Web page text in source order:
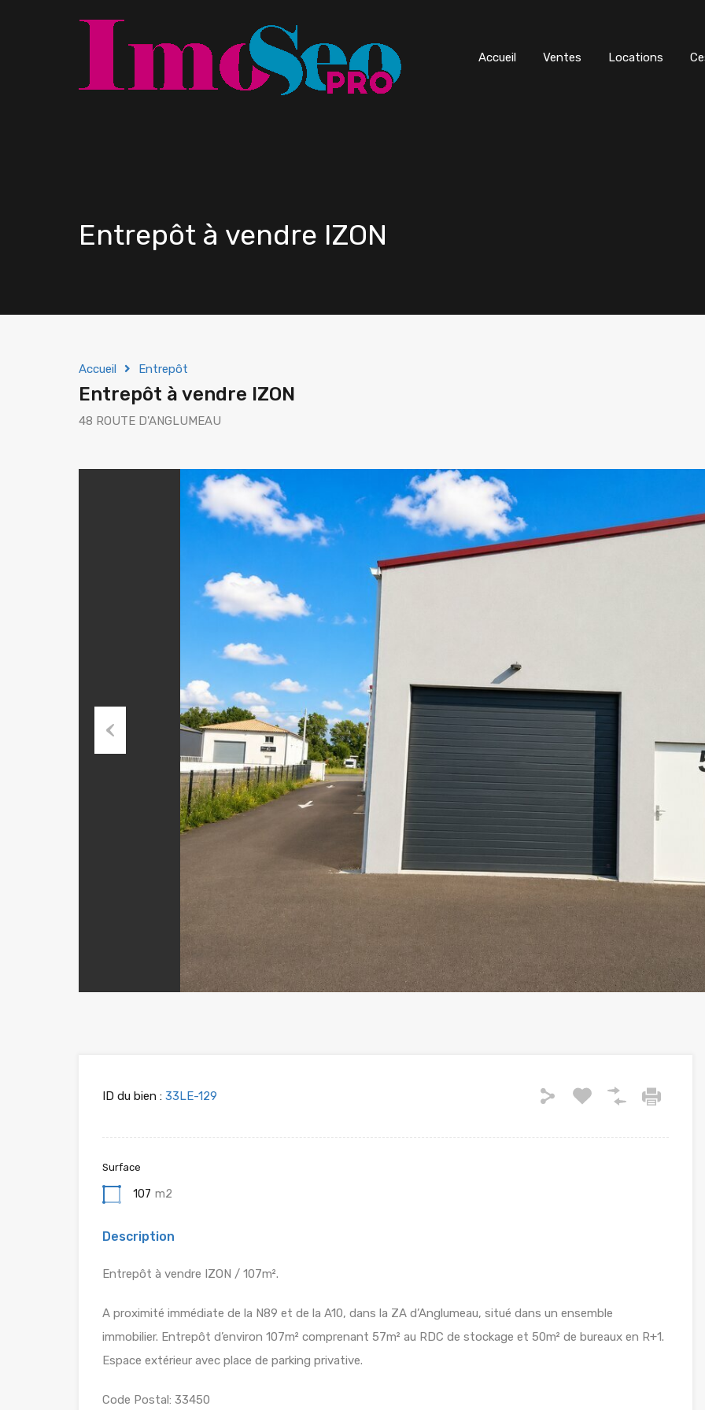
Accueil Ventes Locations
Entrepôt à vendre IZON
Accueil Entrepôt
Entrepôt à vendre IZON
48 ROUTE D'ANGLUMEAU
ID du bien : 33LE-129
Surface
107 m2
Description
Entrepôt à vendre IZON / 107m².
A proximité immédiate de la N89 et de la A10, dans la ZA d’Anglumeau, situé dans un ensemble
immobilier. Entrepôt d’environ 107m² comprenant 57m² au RDC de stockage et 50m² de bureaux en R+1.
Espace extérieur avec place de parking privative.
Code Postal: 33450